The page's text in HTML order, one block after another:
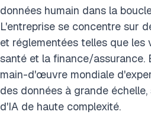
données humain dans la
L'entreprise se concentre sur
et réglementées telles que les
santé et la finance/assurance.
main-d'œuvre mondiale
des données à grande
d'IA de haute complexité.